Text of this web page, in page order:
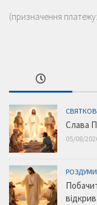
(призначення
Слава
05/08/
РОЗДУМИ